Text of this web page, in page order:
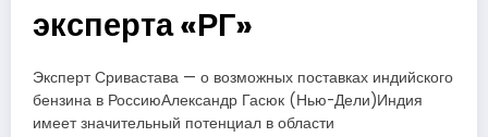
эксперта «РГ»
Эксперт Сривастава — о возможных поставках индийского
бензина в РоссиюАлександр Гасюк (Нью-Дели)Индия
имеет значительный потенциал в области